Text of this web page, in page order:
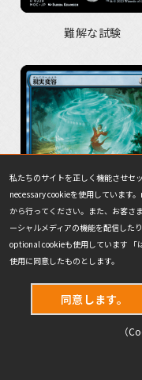
難解な試験
現実変容
私たちのサイトを正しく機能させセ
necessary cookieを使用しています
から行ってください。また、お客さ
ーシャルメディアの機能を配信した
optional cookieも使用しています 「
使用に同意したものとします。
同意します。
（